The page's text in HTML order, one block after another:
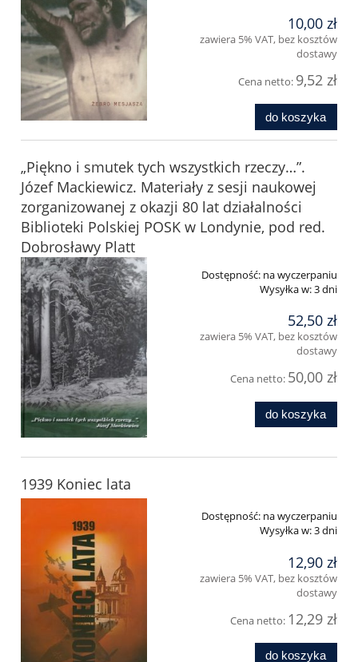
10,00 zł
zawiera 5% VAT, bez kosztów
dostawy
Cena netto: 9,52 zł
do koszyka
„Piękno i smutek tych wszystkich rzeczy…”.
Józef Mackiewicz. Materiały z sesji naukowej
zorganizowanej z okazji 80 lat działalności
Biblioteki Polskiej POSK w Londynie, pod red.
Dobrosławy Platt
Dostępność: na wyczerpaniu
Wysyłka w:3 dni
52,50 zł
zawiera 5% VAT, bez kosztów
dostawy
Cena netto: 50,00 zł
do koszyka
1939 Koniec lata
Dostępność: na wyczerpaniu
Wysyłka w:3 dni
12,90 zł
zawiera 5% VAT, bez kosztów
dostawy
Cena netto: 12,29 zł
do koszyka